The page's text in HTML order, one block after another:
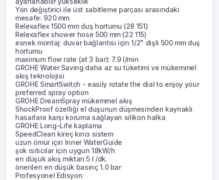
Yön değiştirici ile üst sabitleme parçası arasındaki
mesafe: 920 mm
Relexaflex 1500 mm duş hortumu (28 151)
Relexaflex shower hose 500 mm (22 115)
esnek montaj: duvar bağlantısı için 1/2" dişli 500 mm duş
hortumu
maximum flow rate (at 3 bar): 7.9 l/min
GROHE Water Saving daha az su tüketimi ve mükemmel
akış teknolojisi
GROHE SmartSwitch - easily rotate the dial to enjoy your
preferred spray option
GROHE DreamSpray mükemmel akış
ShockProof özelliği el duşunun düşmesinden kaynaklı
hasarlara karşı koruma sağlayan silikon halka
GROHE Long-Life kaplama
SpeedClean kireç kırıcı sistem
uzun ömür için Inner WaterGuide
şok ısıtıcılar için uygun 18kW/h
en düşük akış miktarı 5 l /dk.
önerilen en düşük basınç 1.0 bar
Profesyonel Edisyon